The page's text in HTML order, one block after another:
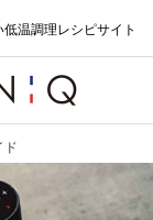
温調理レシピサイト
ド